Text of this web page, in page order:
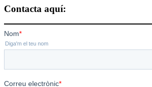
Contacta aquí: